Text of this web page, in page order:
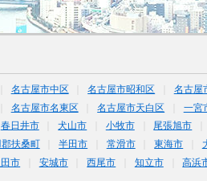
名古屋市中区 名古屋市昭和区 名古屋
名古屋市名東区 名古屋市天白区 一宮
春日井市 犬山市 小牧市 尾張旭市
扶桑町 半田市 常滑市 東海市
市 安城市 西尾市 知立市 高浜